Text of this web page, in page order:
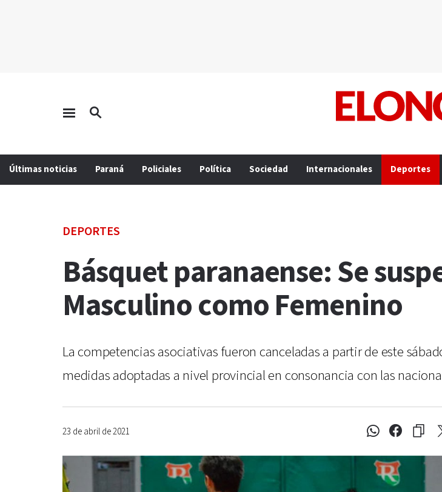
Últimas noticias Paraná Policiales Política Sociedad Internacionales Deportes
DEPORTES
Básquet paranaense: Se
Masculino como Femenino
La competencias asociativas fueron canceladas a partir de este
medidas adoptadas a nivel provincial en consonancia con las
23 de abril de 2021